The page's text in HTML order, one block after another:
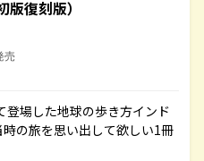
復刻版）
売
登場した地球の歩き方インド
の旅を思い出して欲しい1冊